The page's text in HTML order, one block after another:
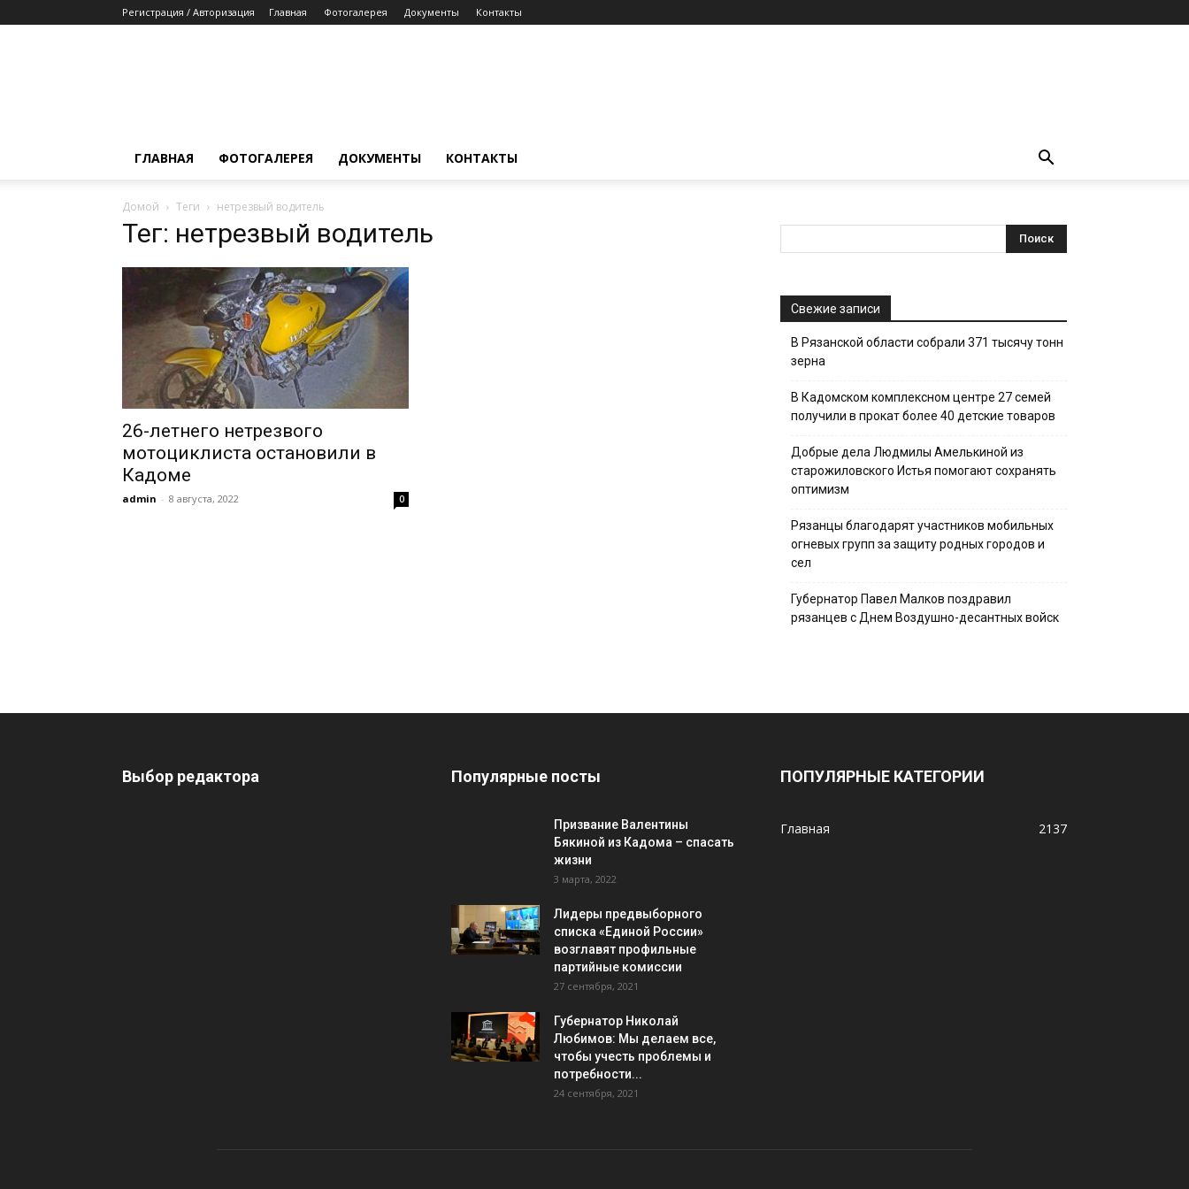
Регистрация / Авторизация Главная Фотогалерея Документы Контакты
ГЛАВНАЯ ФОТОГАЛЕРЕЯ ДОКУМЕНТЫ КОНТАКТЫ
Домой Теги нетрезвый водитель
Тег: нетрезвый водитель
26-летнего нетрезвого
мотоциклиста остановили в
Кадоме
admin - 8 августа, 2022 0
Свежие записи
В Рязанской области собрали 371 тысячу тонн
зерна
В Кадомском комплексном центре 27 семей
получили в прокат более 40 детские товаров
Добрые дела Людмилы Амелькиной из
старожиловского Истья помогают сохранять
оптимизм
Рязанцы благодарят участников мобильных
огневых групп за защиту родных городов и
сел
Губернатор Павел Малков поздравил
рязанцев с Днем Воздушно-десантных войск
Выбор редактора Популярные посты
Призвание Валентины
Бякиной из Кадома – спасать
жизни
3 марта, 2022
Лидеры предвыборного
списка «Единой России»
возглавят профильные
партийные комиссии
27 сентября, 2021
Губернатор Николай
Любимов: Мы делаем все,
чтобы учесть проблемы и
потребности...
24 сентября, 2021
ПОПУЛЯРНЫЕ КАТЕГОРИИ
Главная 2137